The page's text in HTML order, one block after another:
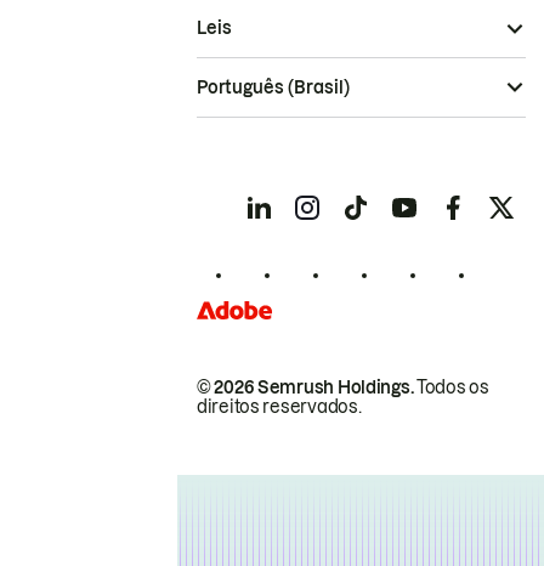
© 2026 Semrush Holdings.Todos os
direitos reservados.
Leis
Português (Brasil)